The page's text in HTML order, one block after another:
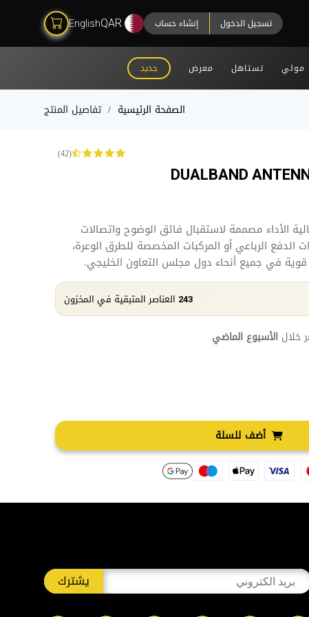
تسجيل الدخول إنشاء حساب QAR
English
مولي تستاهل معرض جديد
الصفحة الرئيسية تفاصيل المنتج
(42)
DUALBAND
الأداء مصممة لاستقبال فائق الوضوح واتصالات
الدفع الرباعي أو المركبات المخصصة للطرق الوعرة،
قوية في جميع أنحاء دول مجلس التعاون الخليجي.
243 العناصر المتبقية في المخزون
خلال الأسبوع الماضي
أضف للسلة
يشترك